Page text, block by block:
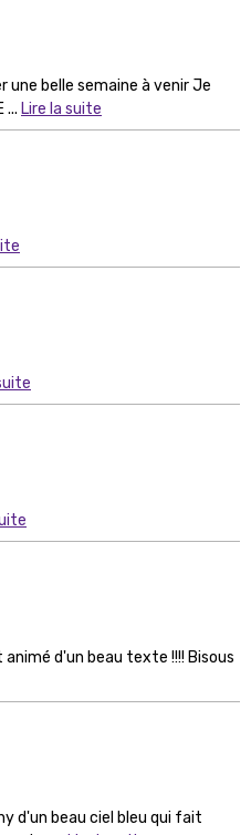
belle semaine à venir Je
... Lire la suite
d'un beau texte !!!! Bisous
d'un beau ciel bleu qui fait